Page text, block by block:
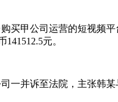
买甲公司运营的短视频
元。
一并诉至法院，主张韩